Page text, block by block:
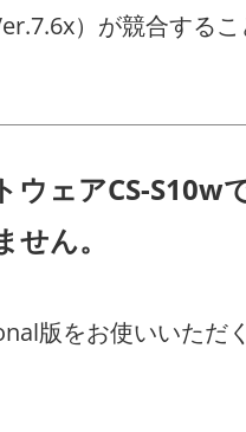
）が競合する
ウェアCS-
せん。
版をお使いいただ